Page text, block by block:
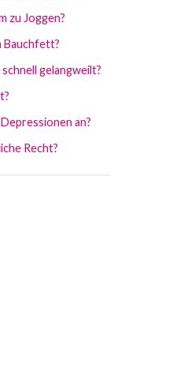
zu Joggen?
Bauchfett?
gelangweilt?
an?
Recht?